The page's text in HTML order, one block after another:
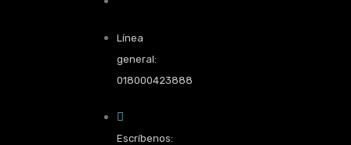
Línea
general:
018000423888
Escríbenos: